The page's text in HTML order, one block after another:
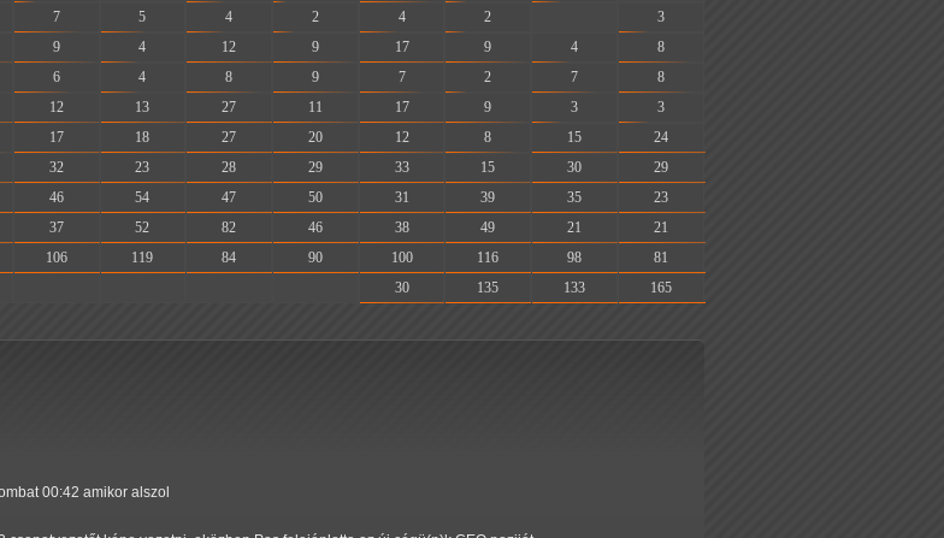
7 5 4 2 4 2
3
9 4 12 9 17 9 4
8
6 4 8 9 7 2 7
8
12 13 27 11 17 9 3
3
17 18 27 20 12 8 15
24
32 23 28 29 33 15 30
29
46 54 47 50 31 39 35
23
37 52 82 46 38 49 21
21
106 119 84 90 100 116 98
81
30 135 133 165
00:42 amikor alszol